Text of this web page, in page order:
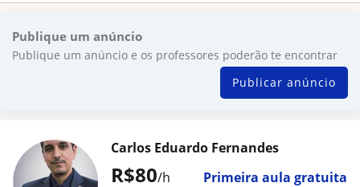
Publique um anúncio
Publique um anúncio e os professores poderão te encontrar
Publicar anúncio
R$80/h Primeira aula gratuita
Carlos Eduardo Fernandes